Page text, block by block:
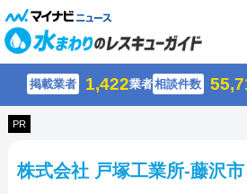
掲載業者 1,422業者相談件数
PR
株式会社 戸塚工業所-藤沢市